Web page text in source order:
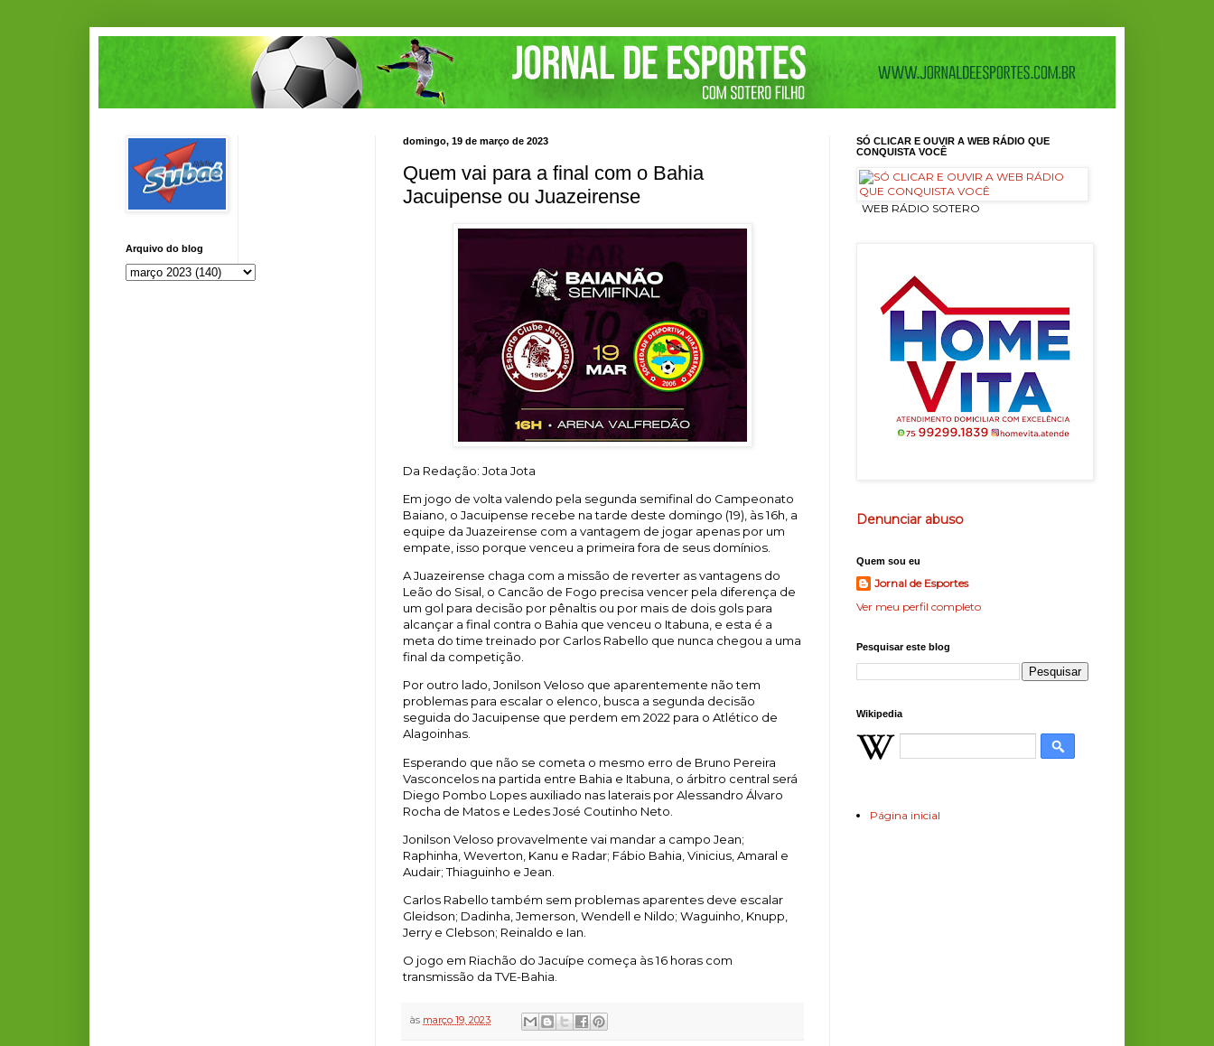
domingo, 19 de março de 2023
Quem vai para a final com o Bahia
Jacuipense ou Juazeirense
Da Redação: Jota Jota
Em jogo de volta valendo pela segunda semifinal do Campeonato
Baiano, o Jacuipense recebe na tarde deste domingo (19), às 16h, a
equipe da Juazeirense com a vantagem de jogar apenas por um
empate, isso porque venceu a primeira fora de seus domínios.
A Juazeirense chaga com a missão de reverter as vantagens do
Leão do Sisal, o Cancão de Fogo precisa vencer pela diferença de
um gol para decisão por pênaltis ou por mais de dois gols para
alcançar a final contra o Bahia que venceu o Itabuna, e esta é a
meta do time treinado por Carlos Rabello que nunca chegou a uma
final da competição.
Por outro lado, Jonilson Veloso que aparentemente não tem
problemas para escalar o elenco, busca a segunda decisão
seguida do Jacuipense que perdem em 2022 para o Atlético de
Alagoinhas.
Esperando que não se cometa o mesmo erro de Bruno Pereira
Vasconcelos na partida entre Bahia e Itabuna, o árbitro central será
Diego Pombo Lopes auxiliado nas laterais por Alessandro Álvaro
Rocha de Matos e Ledes José Coutinho Neto.
Jonilson Veloso provavelmente vai mandar a campo Jean;
Raphinha, Weverton, Kanu e Radar; Fábio Bahia, Vinicius, Amaral e
Audair; Thiaguinho e Jean.
Carlos Rabello também sem problemas aparentes deve escalar
Gleidson; Dadinha, Jemerson, Wendell e Nildo; Waguinho, Knupp,
Jerry e Clebson; Reinaldo e Ian.
O jogo em Riachão do Jacuípe começa às 16 horas com
transmissão da TVE-Bahia.
às março 19, 2023
Arquivo do blog
SÓ CLICAR E OUVIR A WEB RÁDIO QUE
CONQUISTA VOCÊ
ㅤ WEB RÁDIO SOTERO
Denunciar abuso
Quem sou eu
Jornal de Esportes
Ver meu perfil completo
Pesquisar este blog
Wikipedia
Página inicial